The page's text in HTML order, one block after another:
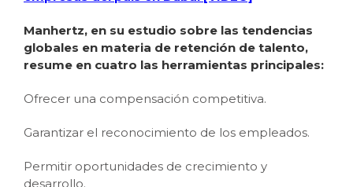
Manhertz, en su estudio sobre las tendencias
globales en materia de retención de talento,
resume en cuatro las herramientas principales:
Ofrecer una compensación competitiva.
Garantizar el reconocimiento de los empleados.
Permitir oportunidades de crecimiento y
desarrollo.